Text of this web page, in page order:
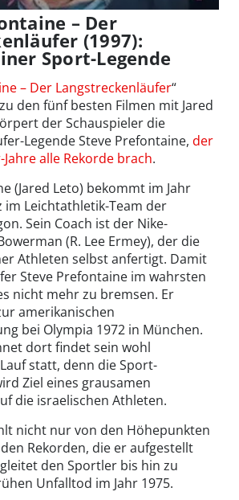
– Der
(1997):
Sport-Legende
– Der Langstreckenläufer“
den fünf besten Filmen mit Jared
der Schauspieler die
Legende Steve Prefontaine, der
alle Rekorde brach.
(Jared Leto) bekommt im Jahr
im Leichtathletik-Team der
Sein Coach ist der Nike-
(R. Lee Ermey), der die
Athleten selbst anfertigt. Damit
Steve Prefontaine im wahrsten
nicht mehr zu bremsen. Er
amerikanischen
bei Olympia 1972 in München.
dort findet sein wohl
statt, denn die Sport-
Ziel eines grausamen
die israelischen Athleten.
nicht nur von den Höhepunkten
Rekorden, die er aufgestellt
den Sportler bis hin zu
Unfalltod im Jahr 1975.